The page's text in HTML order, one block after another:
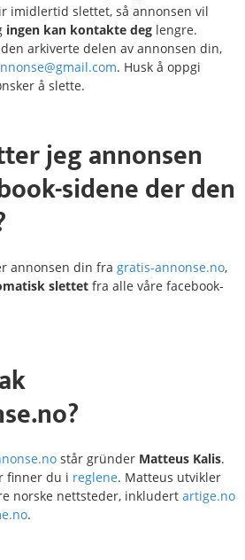
imidlertid slettet, så annonsen vil
ingen kan kontakte deg lengre.
arkiverte delen av annonsen din,
. Husk å oppgi
å slette.
jeg annonsen
sideneder den
annonsen din fra gratis-annonse.no,
slettet fra alle våre facebook-
står gründer Matteus Kalis.
finner du i reglene. Matteus utvikler
norske nettsteder, inkludert artige.no
.